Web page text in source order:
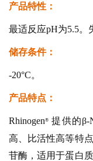
产品特性：
最适反应pH为5.5。
储存条件：
-20°C。
产品特点：
Rhinogen® 提供的β-
高、比活性高等特
苷酶，适用于蛋白